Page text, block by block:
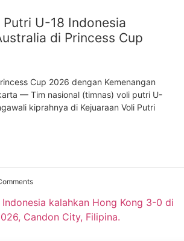
Putri U-18 Indonesia
di Princess Cup
Cup 2026 dengan Kemenangan
— Tim nasional (timnas) voli putri U-
kiprahnya di Kejuaraan Voli Putri